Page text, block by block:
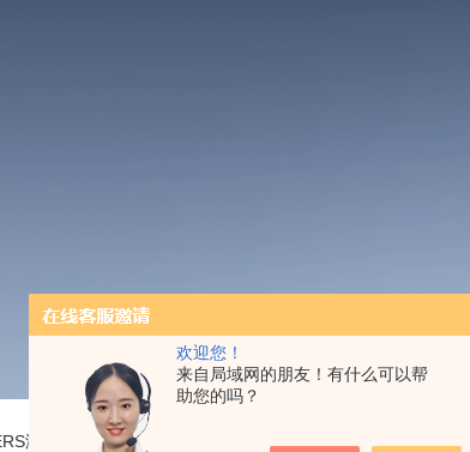
欢迎您！
来自局域网的朋友！有什么可以帮
助您的吗？
液压阀 >插装阀进口威格士CVI-25-D16-L-40